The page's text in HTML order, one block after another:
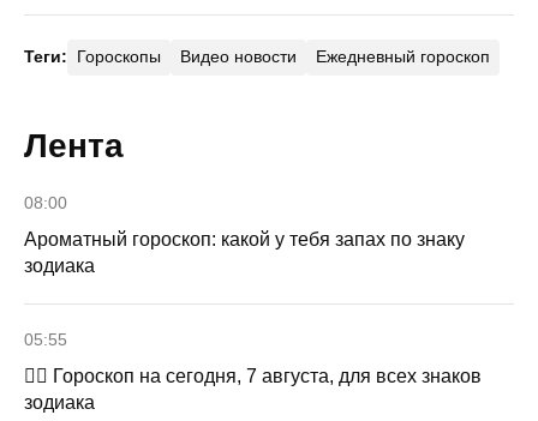
Теги: Гороскопы Видео новости Ежедневный гороскоп
Лента
08:00
Ароматный гороскоп: какой у тебя запах по знаку
зодиака
05:55
🧙‍♀ Гороскоп на сегодня, 7 августа, для всех знаков
зодиака